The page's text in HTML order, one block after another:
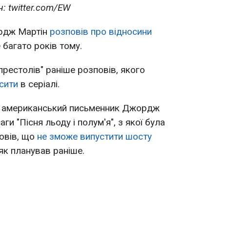
twitter.com/EW
Мартін розповів про відносини
років тому.
раніше розповів, якого
в серіалі.
письменник Джордж
"Пісня льоду і полум'я", з якої була
що не зможе випустити шосту
планував раніше.